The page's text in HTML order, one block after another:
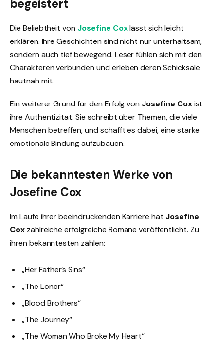
begeistert
Die Beliebtheit von Josefine Coxlässt sich leicht
erklären. Ihre Geschichten sind nicht nur unterhaltsam,
sondern auch tief bewegend. Leser fühlen sich mit den
Charakteren verbunden und erleben deren Schicksale
hautnah mit.
Ein weiterer Grund für den Erfolg von Josefine Coxist
ihre Authentizität. Sie schreibt über Themen, die viele
Menschen betreffen, und schafft es dabei, eine starke
emotionale Bindung aufzubauen.
Die bekanntesten Werke von
Josefine Cox
Im Laufe ihrer beeindruckenden Karriere hat Josefine
Coxzahlreiche erfolgreiche Romane veröffentlicht. Zu
ihren bekanntesten zählen:
„Her Father’s Sins“
„The Loner“
„Blood Brothers“
„The Journey“
„The Woman Who Broke My Heart“